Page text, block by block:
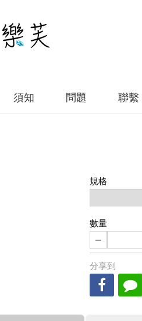
須知 問題 聯繫
規格
數量
−
分享到